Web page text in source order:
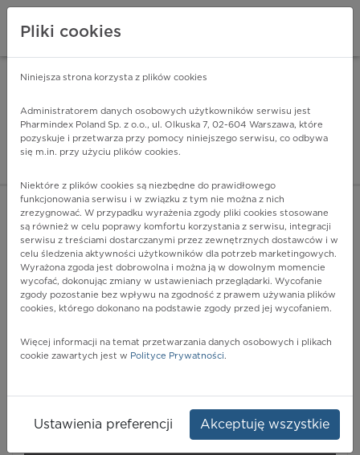
Pharmindex - lider
ZALOGUJ SIĘ
POKAŻ FILTRY
Pharmindex
Pliki cookies
Niniejsza strona korzysta z plików cookies
Administratorem danych osobowych użytkowników serwisu jest
Pharmindex Poland Sp. z o.o., ul. Olkuska 7, 02-604 Warszawa, które
pozyskuje i przetwarza przy pomocy niniejszego serwisu, co odbywa
się m.in. przy użyciu plików cookies.
Niektóre z plików cookies są niezbędne do prawidłowego
funkcjonowania serwisu i w związku z tym nie można z nich
zrezygnować. W przypadku wyrażenia zgody pliki cookies stosowane
są również w celu poprawy komfortu korzystania z serwisu, integracji
serwisu z treściami dostarczanymi przez zewnętrznych dostawców i w
celu śledzenia aktywności użytkowników dla potrzeb marketingowych.
Wyrażona zgoda jest dobrowolna i można ją w dowolnym momencie
wycofać, dokonując zmiany w ustawieniach przeglądarki. Wycofanie
zgody pozostanie bez wpływu na zgodność z prawem używania plików
cookies, którego dokonano na podstawie zgody przed jej wycofaniem.
Więcej informacji na temat przetwarzania danych osobowych i plikach
cookie zawartych jest w Polityce Prywatności.
Ustawienia preferencji Akceptuję wszystkie
ZA DARMO - w Google Play INSTALUJ